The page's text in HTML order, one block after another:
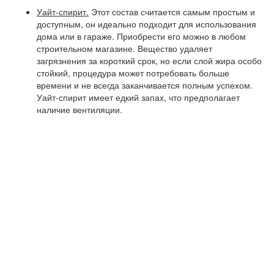
Уайт-спирит. Этот состав считается самым простым и
доступным, он идеально подходит для использования
дома или в гараже. Приобрести его можно в любом
строительном магазине. Вещество удаляет
загрязнения за короткий срок, но если слой жира особо
стойкий, процедура может потребовать больше
времени и не всегда заканчивается полным успехом.
Уайт-спирит имеет едкий запах, что предполагает
наличие вентиляции.